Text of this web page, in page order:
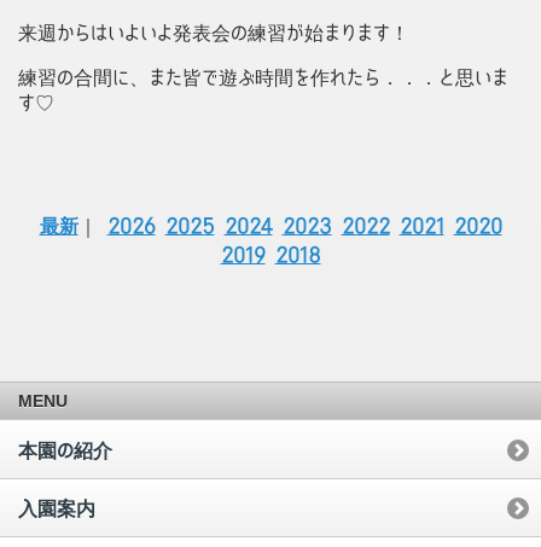
来週からはいよいよ発表会の練習が始まります！
練習の合間に、また皆で遊ぶ時間を作れたら．．．と思いま
す♡
最新｜ 2026 2025 2024 2023 2022 2021
2020
2019 2018
MENU
本園の紹介
入園案内